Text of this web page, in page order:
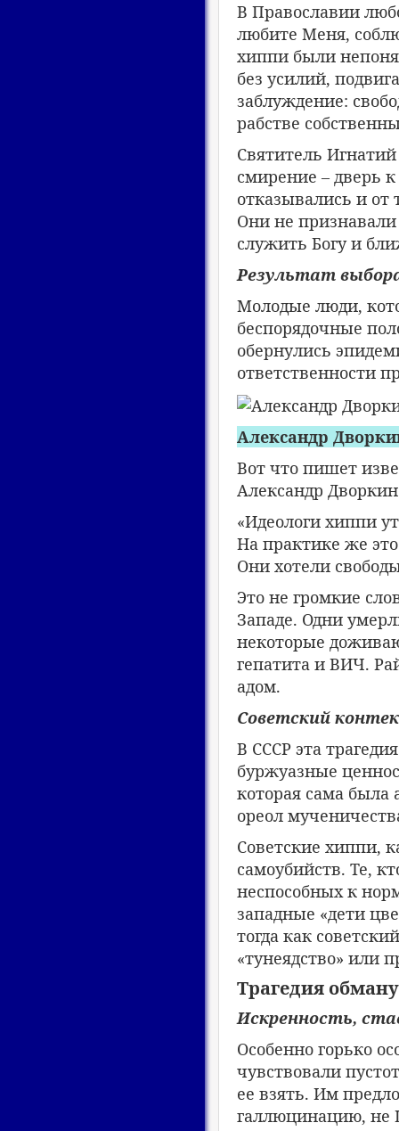
В Православии
любите Меня,
хиппи были
без усилий,
заблуждение:
рабстве
Святитель
смирение – дверь
отказывались и от
Они не
служить Богу и
Результат
Молодые люди,
беспорядочные
обернулись
ответственности
Александр
Вот что пишет
Александр
«Идеологи хиппи
На практике же
Они хотели
Это не громкие
Западе. Одни
некоторые
гепатита и ВИЧ.
адом.
Советский
В СССР эта
буржуазные
которая сама была
ореол
Советские хиппи,
самоубийств. Те,
неспособных к
западные «дети
тогда как
«тунеядство» или
Трагедия
Искренность,
Особенно горько
чувствовали
ее взять. Им
галлюцинацию, не